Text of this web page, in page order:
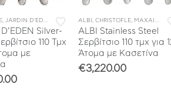
,ΜΕΜΟΝΩΜΕΝΑ ΜΑΧΑΙΡΟΠΙΡΟΥΝΑ, ΣΥΛΛΟΓΕΣ
, JARDIN D'EDEN ΜΑΧΑΙΡΟΠΙΡΟΥΝΑ,ΣΕΤ
Silver-
110 Τμχ
με
ALBI , CHRISTOFLE, ΜΑΧΑΙΡΟΠΙΡΟΥΝΑ
ALBI Stainless Steel
Σερβίτσιο 110 τμχ για
Άτομα με Κασετίνα
€3,220.00